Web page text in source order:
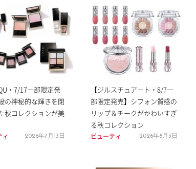
・7/17一部限定発
の神秘的な輝きを閉
秋コレクションが美
ィ 2026年7月13日
【ジルスチュアート・8/7一
部限定発売】シフォン質感の
リップ＆チークがかわいすぎ
る秋コレクション
ビューティ 2026年8月3日